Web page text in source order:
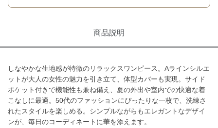
商品説明
しなやかな生地感が特徴のリラックスワンピース。Aラインシルエ
ットが大人の女性の魅力を引き立て、体型カバーも実現。サイド
ポケット付きで機能性も兼ね備え、夏の外出や室内での快適な着
こなしに最適。50代のファッションにぴったりな一枚で、洗練さ
れたスタイルを楽しめる。シンプルながらもエレガントなデザイ
ンが、毎日のコーディネートに華を添えます。